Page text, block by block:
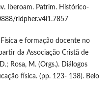
Iberoam. Patrim. Histórico-
ridpher.v4i1.7857
e formação docente no
da Associação Cristã de
Rosa, M. (Orgs.). Diálogos
física. (pp. 123- 138). Belo